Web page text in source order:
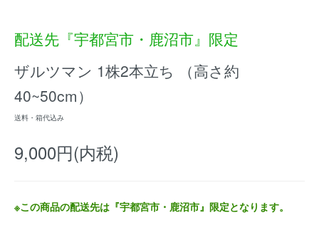
配送先『宇都宮市・鹿沼市』限定
ザルツマン 1株2本立ち （高さ約
40~50cm）
送料・箱代込み
9,000円(内税)
※この商品の配送先は『宇都宮市・鹿沼市』限定となります。